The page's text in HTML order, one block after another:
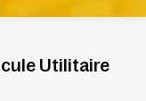
Utilitaire